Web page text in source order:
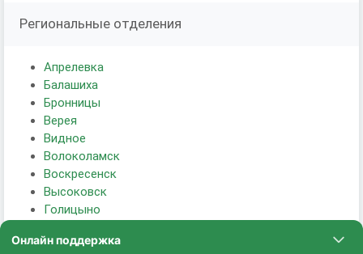
Региональные отделения
Апрелевка
Балашиха
Бронницы
Верея
Видное
Волоколамск
Воскресенск
Высоковск
Голицыно
Дзержинский